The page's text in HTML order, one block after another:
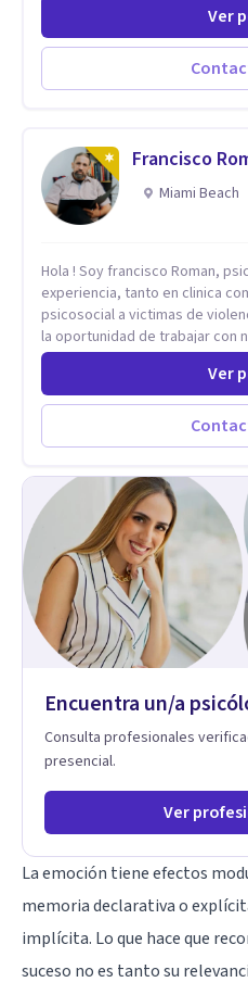
ejercido como profesora
vivido en varios países y
significa ser migrante,
nuevo.
Ver
Francisco
Miami Beach
Hola ! Soy francisco Roman,
experiencia, tanto en clinica
psicosocial a victimas de
la oportunidad de trabajar con
todos los espacios y esto me
aprendizajes que ahora pongo a tu
actualidad puedo atenderte
de lunes a sabado. el costo de
el primer contacto
Ver
Encuentra un/a
Consulta profesionales
presencial.
Ver
La emoción tiene efectos
memoria declarativa o
implícita. Lo que hace que
suceso no es tanto su